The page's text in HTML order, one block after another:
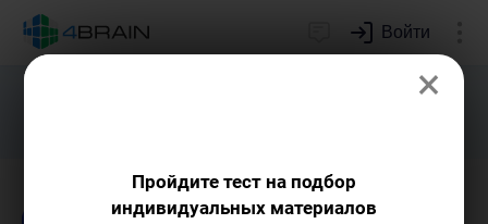
Войти
Подарим индивидуальный план
×
Пройдите тест на подбор
индивидуальных материалов